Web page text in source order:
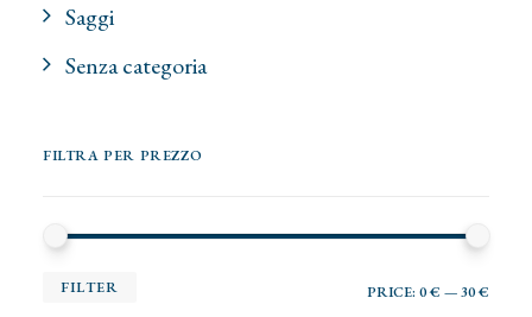
Saggi
Senza categoria
FILTRA PER PREZZO
FILTER PRICE: 0 € —30 €